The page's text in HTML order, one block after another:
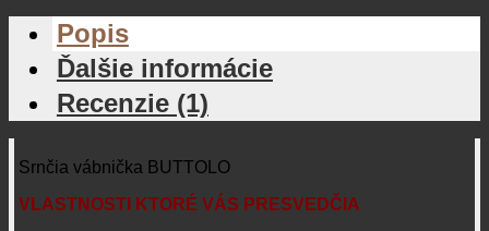
Popis
Ďalšie informácie
Recenzie (1)
Srnčia vábnička BUTTOLO
VLASTNOSTI KTORÉ VÁS PRESVEDČIA